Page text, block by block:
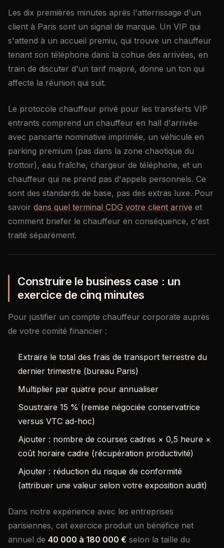
Les dix premières minutes après l'atterrissage d'un
client à Paris sont un signal de marque. Un VIP qui
s'attend à un accueil premiu, qui trouve un chauffeur
tenant son téléphone dans la cohue des arrivées, en
train de discuter d'un tarif majoré, donne un ton qui
affecte la réunion qui suit.
Le protocole chauffeur privé pour les transferts VIP
entrants comprend un chauffeur en hall d'arrivée
avec pancarte nominative imprimée, un véhicule en
parking premium (pas dans la zone chaotique du
trottoir), eau fraîche, chargeur de téléphone, et un
chauffeur qui ne prend pas d'appels personnels. Ce
sont des standards de base, pas des extras luxe. Pour
savoir dans quel terminal CDG votre client arrive et
comment briefer le chauffeur en conséquence, c'est
traité séparément.
Construire le business case : un
exercice de cinq minutes
Pour justifier un compte chauffeur corporate auprès
de votre comité financier :
Extraire le total des frais de transport terrestre du
dernier trimestre (bureau Paris)
Multiplier par quatre pour annualiser
Soustraire 15 % (remise négociée conservatrice
versus VTC ad-hoc)
Ajouter : nombre de courses cadres × 0,5 heure ×
coût horaire cadre (récupération productivité)
Ajouter : réduction du risque de conformité
(attribuer une valeur selon votre exposition audit)
Dans notre expérience avec les entreprises
parisiennes, cet exercice produit un bénéfice net
annuel de 40 000 à 180 000 € selon la taille du